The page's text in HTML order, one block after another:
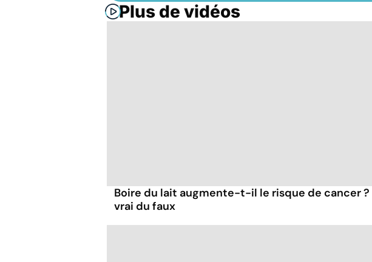
Plus de vidéos
Boire du lait augmente-t-il le risque de cancer ?
vrai du faux